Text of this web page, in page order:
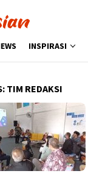
INSPIRASI
TIM REDAKSI